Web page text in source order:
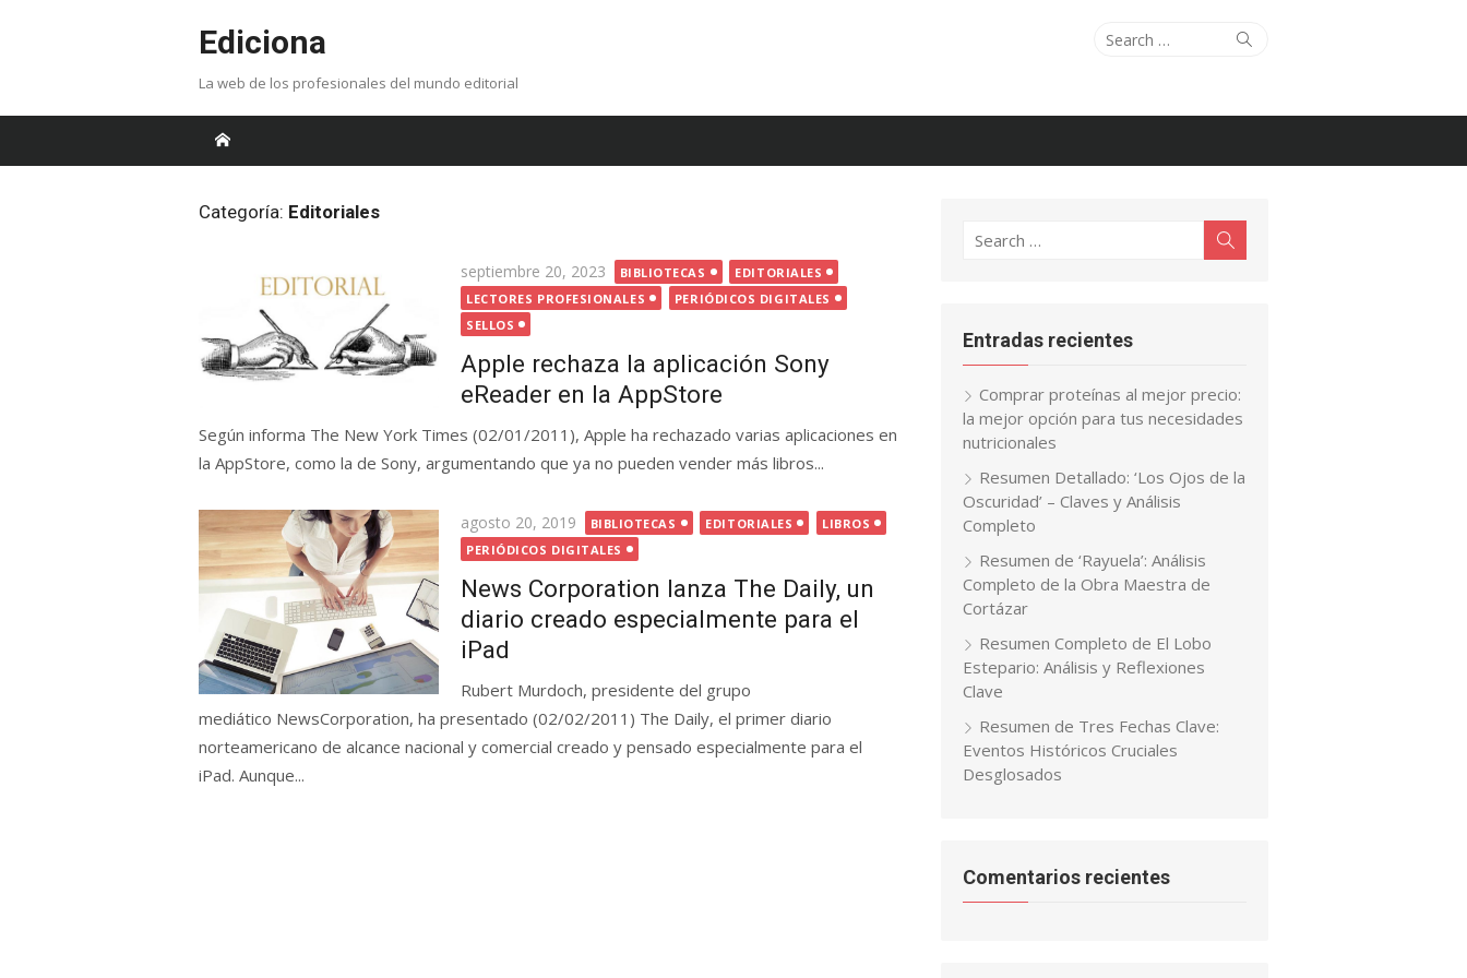
Ediciona
La web de los profesionales del mundo editorial
Search
Search
Categoría: Editoriales
Posted
on
septiembre 20, 2023 BIBLIOTECAS
EDITORIALES
LECTORES PROFESIONALES
PERIÓDICOS DIGITALES
SELLOS
Apple rechaza la aplicación Sony
eReader en la AppStore
Según informa The New York Times (02/01/2011), Apple ha rechazado varias aplicaciones en
la AppStore, como la de Sony, argumentando que ya no pueden vender más libros...
Posted
on
agosto 20, 2019 BIBLIOTECAS EDITORIALES
LIBROS
PERIÓDICOS DIGITALES
News Corporation lanza The Daily, un
diario creado especialmente para el
iPad
Rubert Murdoch, presidente del grupo
mediático NewsCorporation, ha presentado (02/02/2011) The Daily, el primer diario
norteamericano de alcance nacional y comercial creado y pensado especialmente para el
iPad. Aunque...
Search
Entradas recientes
Comprar proteínas al mejor precio:
la mejor opción para tus necesidades
nutricionales
Resumen Detallado: ‘Los Ojos de la
Oscuridad’ – Claves y Análisis
Completo
Resumen de ‘Rayuela’: Análisis
Completo de la Obra Maestra de
Cortázar
Resumen Completo de El Lobo
Estepario: Análisis y Reflexiones
Clave
Resumen de Tres Fechas Clave:
Eventos Históricos Cruciales
Desglosados
Comentarios recientes